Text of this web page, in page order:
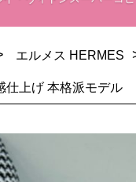
銘のn級スーパーコピー
銘のn級スーパーコピー
春の新作続々更新中！
・ヴィトンスーパーコ
エルメス HERMES
仕上げ 本格派モデル